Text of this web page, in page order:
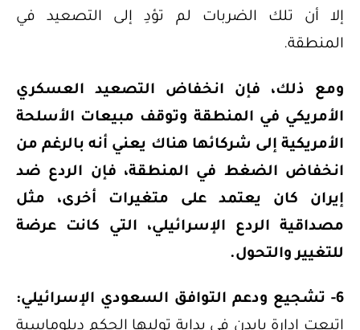
إلا أن تلك الضربات لم تؤدِ إلى التصعيد في
المنطقة.
ومع ذلك، فإن انخفاض التصعيد العسكري
الأمريكي في المنطقة وتوقف مبيعات الأسلحة
الأمريكية إلى شركائها هناك يعني أنه بالرغم من
انخفاض الضغط في المنطقة، فإن الردع ضد
إيران كان يعتمد على متغيرات أخرى، مثل
مصداقية الردع الإسرائيلي، التي كانت عرضة
للتغيير والتحول.